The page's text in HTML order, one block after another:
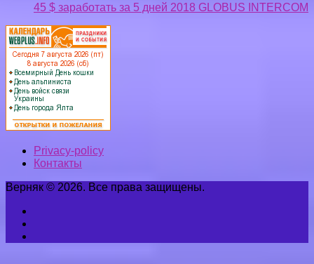
45 $ заработать за 5 дней 2018 GLOBUS INTERCOM
Privacy-policy
Контакты
Верняк © 2026. Все права защищены.